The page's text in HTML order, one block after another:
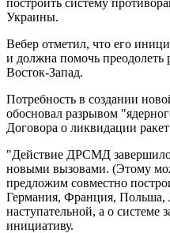
Украины.
Вебер отметил, что его
и должна помочь
Восток-Запад.
Потребность в создании
обосновал разрывом
Договора о ликвидации
"Действие ДРСМД
новыми вызовами. (Этому
предложим совместно
Германия, Франция, Польша,
наступательной, а о
инициативу.